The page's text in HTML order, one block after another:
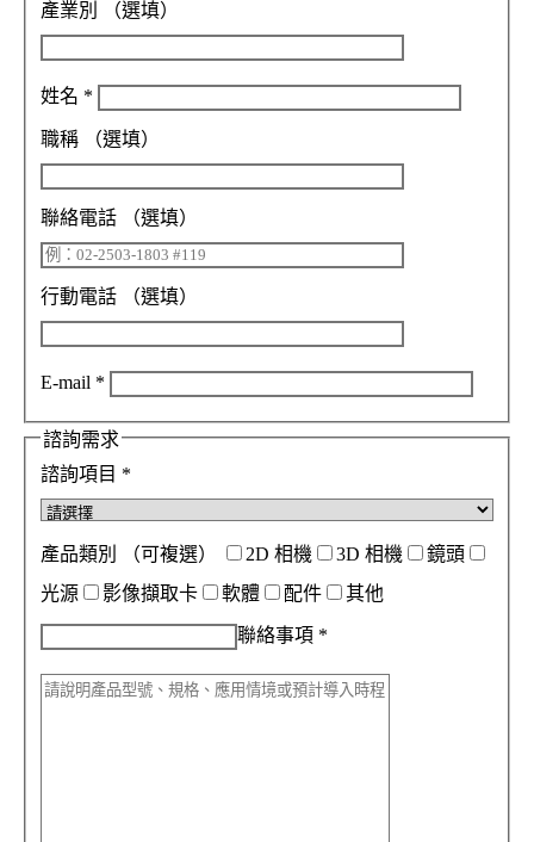
產業別 （選填）
姓名 *
職稱 （選填）
聯絡電話 （選填）
行動電話 （選填）
E-mail *
諮詢需求
諮詢項目 *
產品類別 （可複選） 2D 相機 3D 相機
鏡頭
光源
影像擷取卡 軟體 配件 其他
聯絡事項 *